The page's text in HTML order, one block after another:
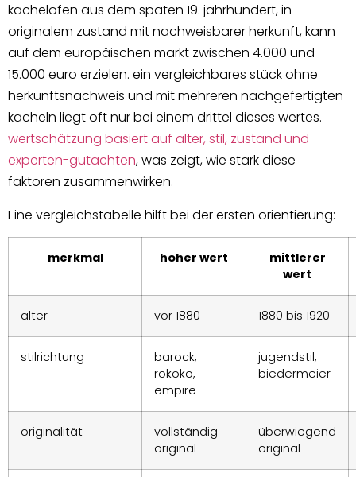
kachelofen aus dem späten 19. jahrhundert, in
originalem zustand mit nachweisbarer herkunft, kann
auf dem europäischen markt zwischen 4.000 und
15.000 euro erzielen. ein vergleichbares stück ohne
herkunftsnachweis und mit mehreren nachgefertigten
kacheln liegt oft nur bei einem drittel dieses wertes.
wertschätzung basiert auf alter, stil, zustand und
experten-gutachten, was zeigt, wie stark diese
faktoren zusammenwirken.
Eine vergleichstabelle hilft bei der ersten orientierung:
merkmal hoher wert
mittlerer
wert
alter vor 1880 1880 bis 1920
stilrichtung
barock,
rokoko,
empire
jugendstil,
biedermeier
originalität
vollständig
original
überwiegend
original